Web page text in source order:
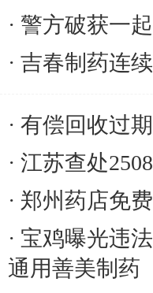
警方破获一
吉春制药连
有偿回收过
江苏查处
郑州药店免
宝鸡曝光违
通用善美制药